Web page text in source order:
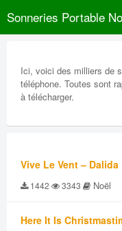
Sonneries Portable
Ici, voici des milliers de
téléphone. Toutes sont
à télécharger.
Vive Le Vent – Dalida
1442 3343 Noël
Here It Is